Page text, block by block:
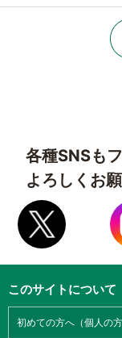
各種SNSも
よろしくお
このサイトについて
初めての方へ（個人の方